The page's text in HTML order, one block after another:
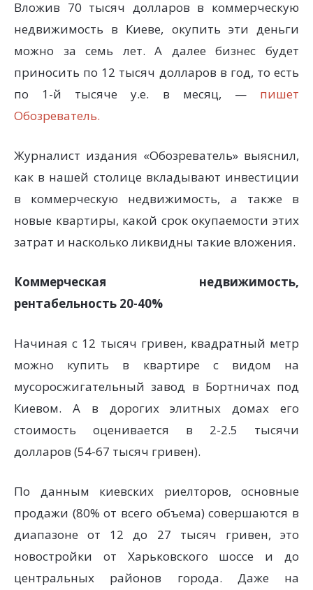
Вложив 70 тысяч долларов в коммерческую
недвижимость в Киеве, окупить эти деньги
можно за семь лет. А далее бизнес будет
приносить по 12 тысяч долларов в год, то есть
по 1-й тысяче у.е. в месяц, — пишет
Обозреватель.
Журналист издания «Обозреватель» выяснил,
как в нашей столице вкладывают инвестиции
в коммерческую недвижимость, а также в
новые квартиры, какой срок окупаемости этих
затрат и насколько ликвидны такие вложения.
Коммерческая недвижимость,
рентабельность 20-40%
Начиная с 12 тысяч гривен, квадратный метр
можно купить в квартире с видом на
мусоросжигательный завод в Бортничах под
Киевом. А в дорогих элитных домах его
стоимость оценивается в 2-2.5 тысячи
долларов (54-67 тысяч гривен).
По данным киевских риелторов, основные
продажи (80% от всего объема) совершаются в
диапазоне от 12 до 27 тысяч гривен, это
новостройки от Харьковского шоссе и до
центральных районов города. Даже на